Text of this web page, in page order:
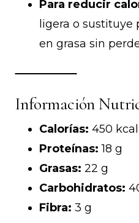
Para reducir
ligera o sustituye
en grasa sin
Información
Calorías: 450 kcal
Proteínas: 18 g
Grasas: 22 g
Carbohidratos:
Fibra: 3 g